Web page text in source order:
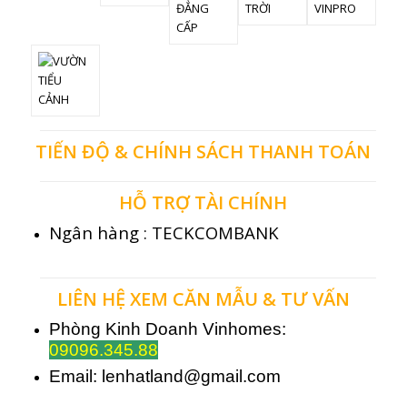
TIẾN ĐỘ & CHÍNH SÁCH THANH TOÁN
HỖ TRỢ TÀI CHÍNH
Ngân hàng : TECKCOMBANK
LIÊN HỆ XEM CĂN MẪU & TƯ VẤN
Phòng Kinh Doanh Vinhomes:
09096.345.88
Email: lenhatland@gmail.com